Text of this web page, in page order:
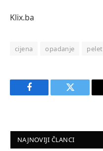
Klix.ba
cijena opadanje pelet
Facebook Twitter
NAJNOVIJI ČLANCI